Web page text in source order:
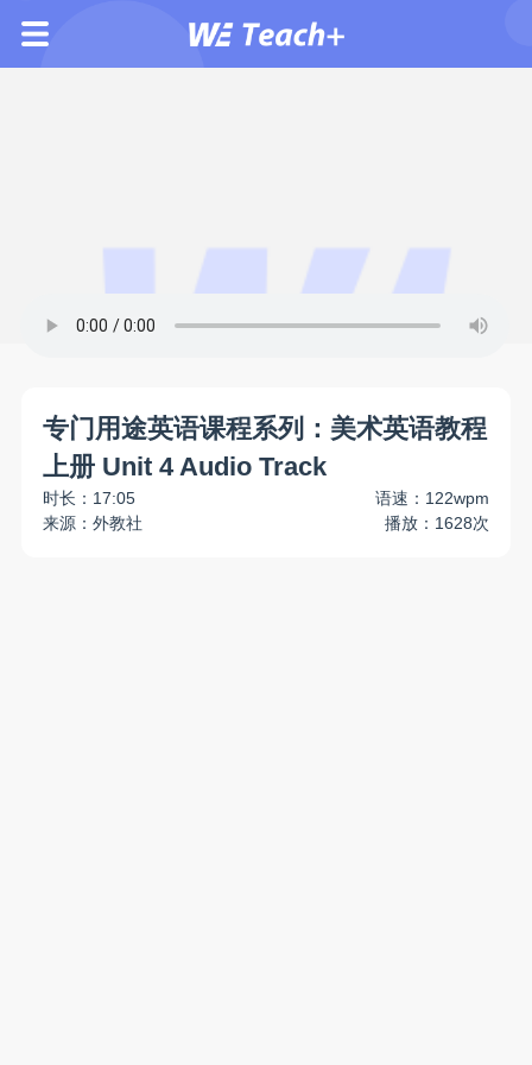
专门用途英语课程系列：美术英语教程
上册 Unit 4 Audio Track
时长：17:05
语速：122wpm
来源：外教社
播放：1628次